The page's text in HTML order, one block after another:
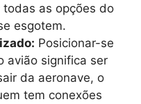
as opções do
esgotem.
Posicionar-se
avião significa ser
da aeronave, o
tem conexões